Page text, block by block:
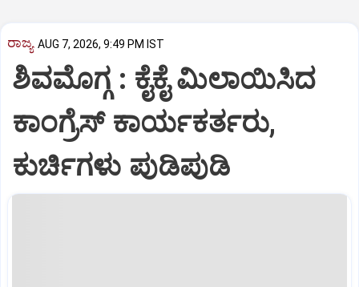
ರಾಜ್ಯ AUG 7, 2026, 9:49 PM IST
ಶಿವಮೊಗ್ಗ : ಕೈಕೈ ಮಿಲಾಯಿಸಿದ
ಕಾಂಗ್ರೆಸ್ ಕಾರ್ಯಕರ್ತರು,
ಕುರ್ಚಿಗಳು ಪುಡಿಪುಡಿ